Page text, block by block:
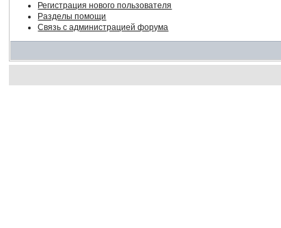
Регистрация нового пользователя
Разделы помощи
Связь с администрацией форума